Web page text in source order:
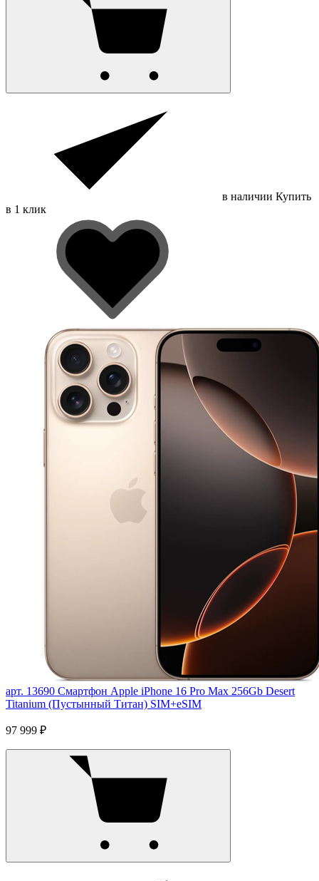
в наличии Купить
в 1 клик
арт. 13690 Смартфон Apple iPhone 16 Pro Max 256Gb Desert
Titanium (Пустынный Титан) SIM+eSIM
97 999 ₽